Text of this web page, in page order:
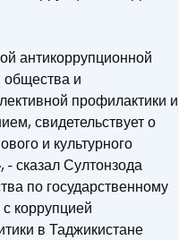
антикоррупционной
общества и
профилактики и
свидетельствует о
и культурного
- сказал Султонзода
по государственному
коррупцией
в Таджикистане